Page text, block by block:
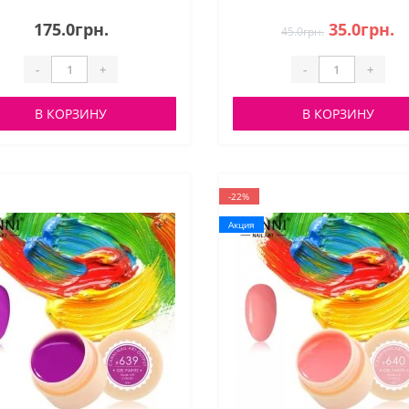
175.0грн.
- +
В КОРЗИНУ
45.0грн. 35.0грн.
- +
В КОРЗИНУ
-22%
Акция